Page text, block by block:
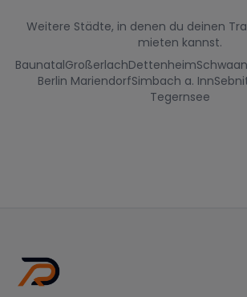
Weitere Städte, in denen du deinen
mieten kannst.
BaunatalGroßerlachDettenheim
Berlin MariendorfSimbach a. Inn
Tegernsee